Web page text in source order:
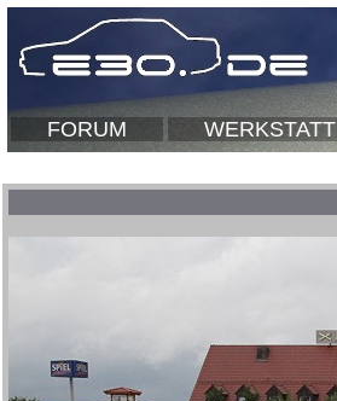
FORUM WERKSTATT